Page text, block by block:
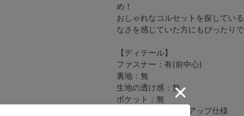
め！
おしゃれなコルセットを探してい
なさを感じていた方にもぴったりで
【ディテール】
ファスナー：有(前中心)
裏地：無
生地の透け感：無
ポケット：無
その他：後ろレースアップ仕様